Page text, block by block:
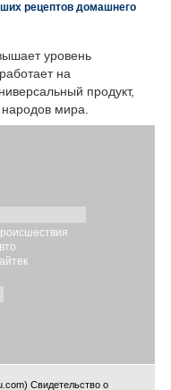
рецептов домашнего
уровень
на
продукт,
народов мира.
Свидетельство о